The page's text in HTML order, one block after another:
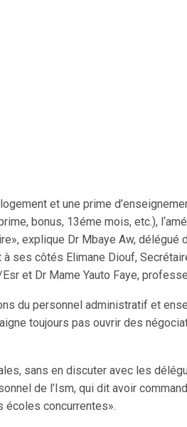
et une prime
bo­nus, 13éme mois, etc.),
explique Dr Mbaye Aw, délégué
ses côtés Elimane Diouf,
et Dr Mame Yauto Faye,
du personnel administratif et
toujours pas ouvrir des
sans en discuter avec les
de l’Ism, qui dit avoir
écoles concurrentes».